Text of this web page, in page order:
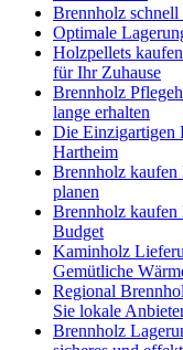
Brennholz
Optimale
Holzpellets
für Ihr Zuhause
Brennholz
lange erhalten
Die Einzigartigen
Hartheim
Brennholz kaufen
planen
Brennholz kaufen
Budget
Kaminholz
Gemütliche
Regional
Sie lokale
Brennholz